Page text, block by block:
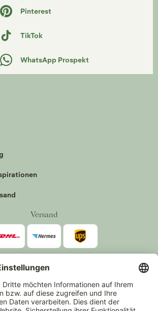
Pinterest
TikTok
WhatsApp Prospekt
Versand
Zahlarten